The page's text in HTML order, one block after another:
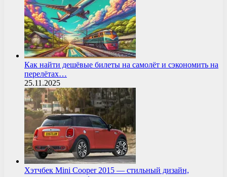
Как найти дешёвые билеты на самолёт и сэкономить на
перелётах…
25.11.2025
Хэтчбек Mini Cooper 2015 — стильный дизайн,